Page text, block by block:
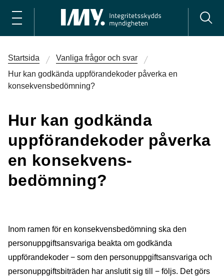
Startsida
Vanliga frågor och svar
Hur kan godkända uppförande­koder påverka en
konsekvens­bedömning?
Hur kan godkända
uppförande­koder påverka
en konsekvens­
bedömning?
Inom ramen för en konsekvensbedömning ska den
personuppgiftsansvariga beakta om godkända
uppförandekoder − som den personuppgiftsansvariga och
personuppgiftsbiträden har anslutit sig till − följs. Det görs